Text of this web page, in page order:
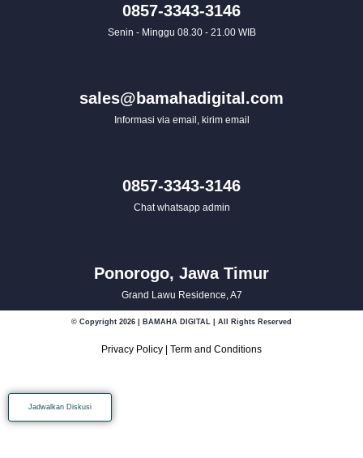
0857-3343-3146
Senin - Minggu 08.30 - 21.00 WIB
sales@bamahadigital.com
Informasi via email, kirim email
0857-3343-3146
Chat whatsapp admin
Ponorogo, Jawa Timur
Grand Lawu Residence, A7
© Copyright 2026 | BAMAHA DIGITAL | All Rights Reserved
Privacy Policy | Term and Conditions
Jadwalkan Diskusi